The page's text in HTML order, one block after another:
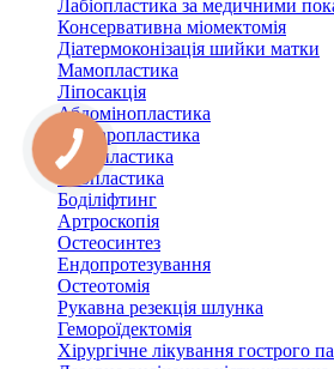
Лабіопластика за медичними
Консервативна міомектомія
Діатермоконізація шийки матки
Мамопластика
Ліпосакція
Абдомінопластика
Блефаропластика
Ринопластика
Отопластика
Боділіфтинг
Артроскопія
Остеосинтез
Ендопротезування
Остеотомія
Рукавна резекція шлунка
Гемороїдектомія
Хірургічне лікування гострого